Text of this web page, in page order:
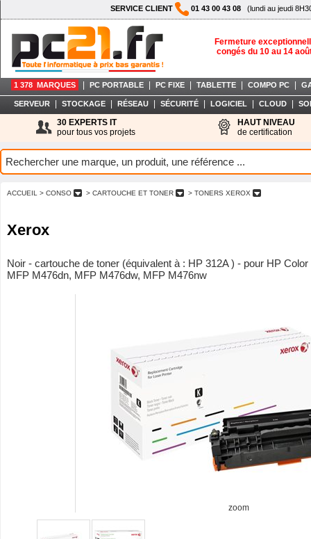
SERVICE CLIENT 01 43 00 43 08 (lundi au jeudi
Fermeture
congés du 10 au 14
1 378 MARQUES PC PORTABLE PC FIXE TABLETTE COMPO PC
SERVEUR STOCKAGE RÉSEAU SÉCURITÉ LOGICIEL CLOUD
30 EXPERTS IT
pour tous vos projets
HAUT NIVEAU
de certification
ACCUEIL > CONSO > CARTOUCHE ET TONER > TONERS XEROX
Xerox
Noir - cartouche de toner (équivalent à : HP 312A ) - pour HP
MFP M476dn, MFP M476dw, MFP M476nw
zoom